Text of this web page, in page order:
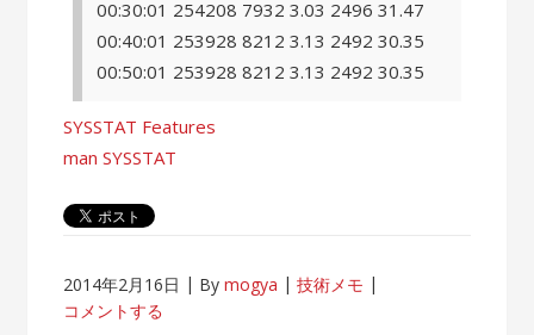
00:30:01 254208 7932 3.03 2496 31.47
00:40:01 253928 8212 3.13 2492 30.35
00:50:01 253928 8212 3.13 2492 30.35
SYSSTAT Features
man SYSSTAT
2014年2月16日 Bymogya
技術メモ
コメントする